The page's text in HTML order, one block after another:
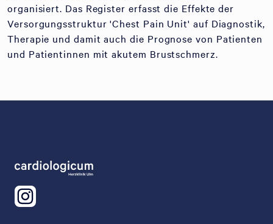
organisiert. Das Register erfasst die Effekte der
Versorgungsstruktur 'Chest Pain Unit' auf Diagnostik,
Therapie und damit auch die Prognose von Patienten
und Patientinnen mit akutem Brustschmerz.